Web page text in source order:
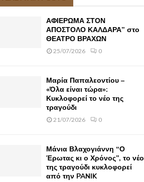
ΑΦΙΕΡΩΜΑ ΣΤΟΝ
ΑΠΟΣΤΟΛΟ ΚΑΛΔΑΡΑ” στο
ΘΕΑΤΡΟ ΒΡΑΧΩΝ
25/07/2026 0
Μαρία Παπαλεοντίου –
«Όλα είναι τώρα»:
Κυκλοφορεί το νέο της
τραγούδι
21/07/2026 0
Μάνια Βλαχογιάννη “Ο
Έρωτας κι ο Χρόνος”, το νέο
της τραγούδι κυκλοφορεί
από την PANIK